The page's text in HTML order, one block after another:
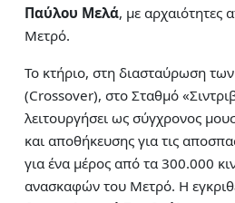
Παύλου Μελά, με αρχαιότητες
Μετρό.
Το κτήριο, στη διασταύρωση
(Crossover), στο Σταθμό
λειτουργήσει ως σύγχρονος
και αποθήκευσης για τις
για ένα μέρος από τα 300.000
ανασκαφών του Μετρό. Η